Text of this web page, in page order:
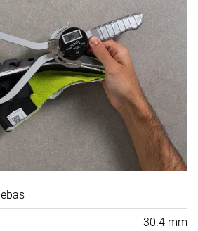
30.4 mm